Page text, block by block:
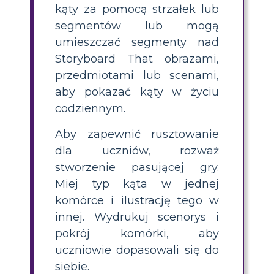
kąty za pomocą strzałek lub
segmentów lub mogą
umieszczać segmenty nad
Storyboard That obrazami,
przedmiotami lub scenami,
aby pokazać kąty w życiu
codziennym.
Aby zapewnić rusztowanie
dla uczniów, rozważ
stworzenie pasującej gry.
Miej typ kąta w jednej
komórce i ilustrację tego w
innej. Wydrukuj scenorys i
pokrój komórki, aby
uczniowie dopasowali się do
siebie.